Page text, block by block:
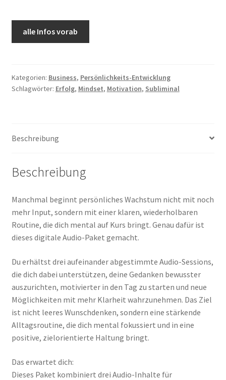
alle Infos vorab
Kategorien: Business, Persönlichkeits-Entwicklung
Schlagwörter: Erfolg, Mindset, Motivation, Subliminal
Beschreibung
Beschreibung
Manchmal beginnt persönliches Wachstum nicht mit noch
mehr Input, sondern mit einer klaren, wiederholbaren
Routine, die dich mental auf Kurs bringt. Genau dafür ist
dieses digitale Audio-Paket gemacht.
Du erhältst drei aufeinander abgestimmte Audio-Sessions,
die dich dabei unterstützen, deine Gedanken bewusster
auszurichten, motivierter in den Tag zu starten und neue
Möglichkeiten mit mehr Klarheit wahrzunehmen. Das Ziel
ist nicht leeres Wunschdenken, sondern eine stärkende
Alltagsroutine, die dich mental fokussiert und in eine
positive, zielorientierte Haltung bringt.
Das erwartet dich:
Dieses Paket kombiniert drei Audio-Inhalte für